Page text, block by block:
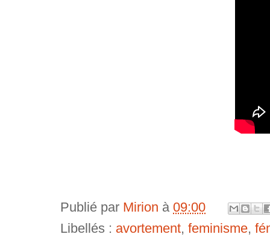
Publié par Mirion à 09:00
Libellés : avortement, feminisme,